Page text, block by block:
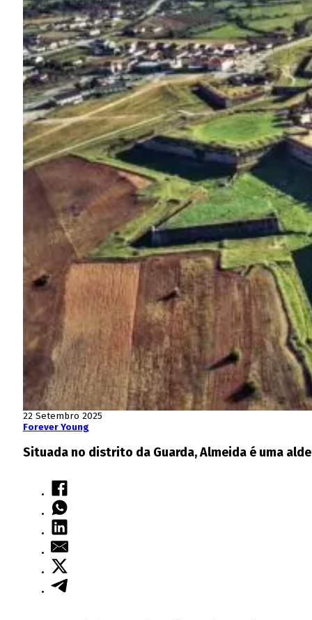
22 Setembro 2025
Forever Young
Situada no distrito da Guarda, Almeida é uma